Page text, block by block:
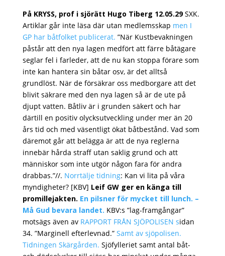
På KRYSS, prof i sjörätt Hugo Tiberg 12.05.29SXK.
Artiklar går inte läsa där utan medlemsskap men I
GP har båtfolket publicerat. ”När Kustbevakningen
påstår att den nya lagen medfört att färre båtägare
seglar fel i farleder, att de nu kan stoppa förare som
inte kan hantera sin båtar osv, är det alltså
grundlöst. När de försäkrar oss medborgare att det
blivit säkrare med den nya lagen så är de ute på
djupt vatten. Båtliv är i grunden säkert och har
därtill en positiv olycksutveckling under mer än 20
års tid och med väsentligt ökat båtbestånd. Vad som
däremot går att belägga är att de nya reglerna
innebär hårda straff utan saklig grund och att
människor som inte utgör någon fara för andra
drabbas.”//. Norrtälje tidning: Kan vi lita på våra
myndigheter? [KBV] Leif GW ger en känga till
promillejakten. En pilsner för mycket till lunch. –
Må Gud bevara landet. KBV:s ”lag-framgångar”
motsägs även av RAPPORT FRÅN SJÖPOLISEN sidan
34. ”Marginell efterlevnad.” Samt av sjöpolisen.
Tidningen Skärgården. Sjöfylleriet samt antal båt-